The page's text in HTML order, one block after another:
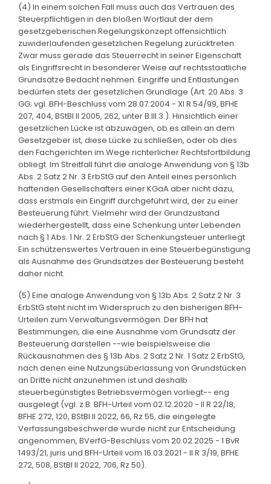
(4) In einem solchen Fall muss auch das Vertrauen des
Steuerpflichtigen in den bloßen Wortlaut der dem
gesetzgeberischen Regelungskonzept offensichtlich
zuwiderlaufenden gesetzlichen Regelung zurücktreten.
Zwar muss gerade das Steuerrecht in seiner Eigenschaft
als Eingriffsrecht in besonderer Weise auf rechtsstaatliche
Grundsätze Bedacht nehmen. Eingriffe und Entlastungen
bedürfen stets der gesetzlichen Grundlage (Art. 20 Abs. 3
GG; vgl. BFH-Beschluss vom 28.07.2004 - XI R 54/99, BFHE
207, 404, BStBl II 2005, 262, unter B.III.3.). Hinsichtlich einer
gesetzlichen Lücke ist abzuwägen, ob es allein an dem
Gesetzgeber ist, diese Lücke zu schließen, oder ob dies
den Fachgerichten im Wege richterlicher Rechtsfortbildung
obliegt. Im Streitfall führt die analoge Anwendung von § 13b
Abs. 2 Satz 2 Nr. 3 ErbStG auf den Anteil eines persönlich
haftenden Gesellschafters einer KGaA aber nicht dazu,
dass erstmals ein Eingriff durchgeführt wird, der zu einer
Besteuerung führt. Vielmehr wird der Grundzustand
wiederhergestellt, dass eine Schenkung unter Lebenden
nach § 1 Abs. 1 Nr. 2 ErbStG der Schenkungsteuer unterliegt.
Ein schützenswertes Vertrauen in eine Steuerbegünstigung
als Ausnahme des Grundsatzes der Besteuerung besteht
daher nicht.
(5) Eine analoge Anwendung von § 13b Abs. 2 Satz 2 Nr. 3
ErbStG steht nicht im Widerspruch zu den bisherigen BFH-
Urteilen zum Verwaltungsvermögen. Der BFH hat
Bestimmungen, die eine Ausnahme vom Grundsatz der
Besteuerung darstellen --wie beispielsweise die
Rückausnahmen des § 13b Abs. 2 Satz 2 Nr. 1 Satz 2 ErbStG,
nach denen eine Nutzungsüberlassung von Grundstücken
an Dritte nicht anzunehmen ist und deshalb
steuerbegünstigtes Betriebsvermögen vorliegt-- eng
ausgelegt (vgl. z.B. BFH-Urteil vom 02.12.2020 - II R 22/18,
BFHE 272, 120, BStBl II 2022, 66, Rz 55, die eingelegte
Verfassungsbeschwerde wurde nicht zur Entscheidung
angenommen, BVerfG-Beschluss vom 20.02.2025 - 1 BvR
1493/21, juris und BFH-Urteil vom 16.03.2021 - II R 3/19, BFHE
272, 508, BStBl II 2022, 706, Rz 50).